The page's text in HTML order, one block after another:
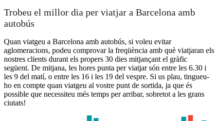
Trobeu el millor dia per viatjar a Barcelona amb
autobús
Quan viatgeu a Barcelona amb autobús, si voleu evitar
aglomeracions, podeu comprovar la freqüència amb què viatjaran els
nostres clients durant els propers 30 dies mitjançant el gràfic
següent. De mitjana, les hores punta per viatjar són entre les 6.30 i
les 9 del matí, o entre les 16 i les 19 del vespre. Si us plau, tingueu-
ho en compte quan viatgeu al vostre punt de sortida, ja que és
possible que necessiteu més temps per arribar, sobretot a les grans
ciutats!